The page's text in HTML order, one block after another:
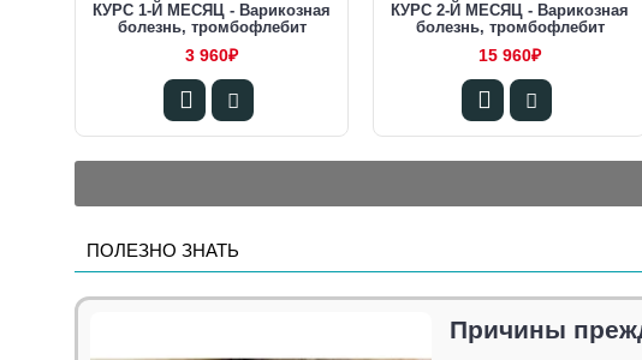
КУРС 1-Й МЕСЯЦ - Варикозная
болезнь, тромбофлебит
3 960₽
КУРС 2-Й МЕСЯЦ - Варикозная
болезнь, тромбофлебит
15 960₽
ПОЛЕЗНО ЗНАТЬ
Причины